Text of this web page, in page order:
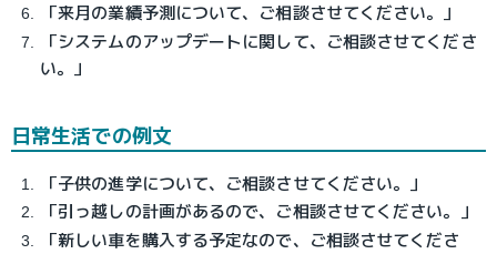
「来月の業績予測について、ご相談させてください。」
「システムのアップデートに関して、ご相談させてくださ
い。」
日常生活での例文
「子供の進学について、ご相談させてください。」
「引っ越しの計画があるので、ご相談させてください。」
「新しい車を購入する予定なので、ご相談させてくださ